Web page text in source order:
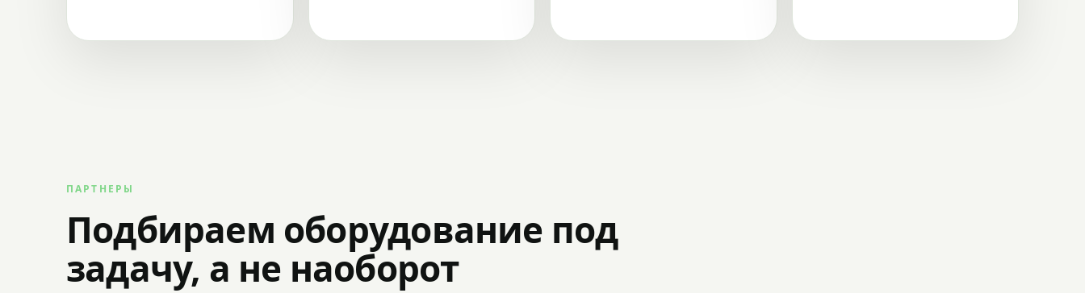
ПАРТНЕРЫ
Подбираем оборудование под
задачу, а не наоборот